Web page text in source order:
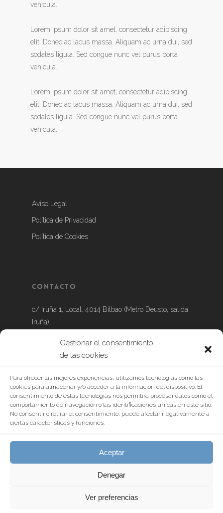
Gestionar el consentimiento
de las cookies
Para ofrecer las mejores experiencias, utilizamos tecnologías como las
cookies para almacenar y/o acceder a la información del dispositivo. El
consentimiento de estas tecnologías nos permitirá procesar datos como el
comportamiento de navegación o las identificaciones únicas en este sitio.
No consentir o retirar el consentimiento, puede afectar negativamente a
ciertas características y funciones.
Aceptar
Denegar
Ver preferencias
vehicula.
Lorem ipsum dolor sit amet, consectetur adipiscing
elit. Donec ac lacus massa. Aliquam ac urna dui, sed
sodales ligula. Sed congue nunc vel purus porta
vehicula.
Lorem ipsum dolor sit amet, consectetur adipiscing
elit. Donec ac lacus massa. Aliquam ac urna dui, sed
sodales ligula. Sed congue nunc vel purus porta
vehicula.
Aviso Legal
Política de Privacidad
Política de Cookies
Contacto
c/ Iruña 1, Local. 4014 Bilbao (Metro Deusto, salida
Iruña)
Tel.: 639 888 632
© 2026 Centro Ezra. |Diseñado por IMAGINE GRUPO
twitter